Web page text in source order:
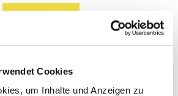
Cookies
um Inhalte und Anzeigen zu